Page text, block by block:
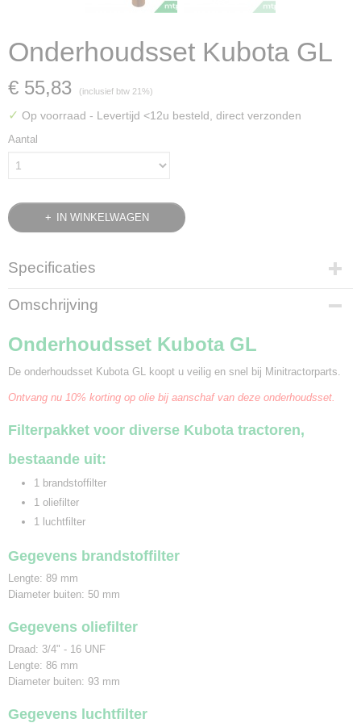
Onderhoudsset Kubota GL
€ 55,83 (inclusief btw 21%)
✓ Op voorraad - Levertijd <12u besteld, direct verzonden
Aantal
IN WINKELWAGEN
Specificaties
Bruto gewicht
1,15 Kg
Omschrijving
Onderhoudsset Kubota GL
De onderhoudsset Kubota GL koopt u veilig en snel bij Minitractorparts.
Ontvang nu 10% korting op olie bij aanschaf van deze onderhoudsset.
Filterpakket voor diverse Kubota tractoren,
bestaande uit:
1 brandstoffilter
1 oliefilter
1 luchtfilter
Gegevens brandstoffilter
Lengte: 89 mm
Diameter buiten: 50 mm
Gegevens oliefilter
Draad: 3/4" - 16 UNF
Lengte: 86 mm
Diameter buiten: 93 mm
Gegevens luchtfilter